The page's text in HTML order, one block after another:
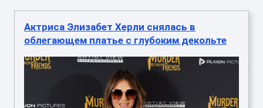
Актриса Элизабет Херли снялась в
облегающем платье с глубоким декольте